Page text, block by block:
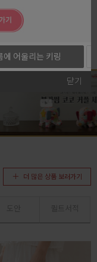
에 어울리는 키링
닫기
전체보기
더 많은 상품 보러가기